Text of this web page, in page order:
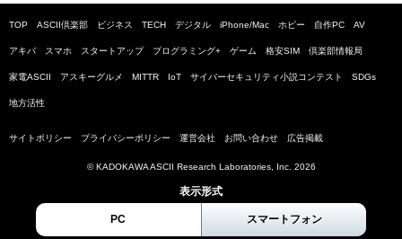
TOP ASCII倶楽部 ビジネス TECH デジタル iPhone/Mac ホビー 自作PC AV
アキバ スマホ スタートアップ プログラミング+ ゲーム 格安SIM 倶楽部情報局
家電ASCII アスキーグルメ MITTR IoT サイバーセキュリティ小説コンテスト SDGs
地方活性
サイトポリシー プライバシーポリシー 運営会社 お問い合わせ 広告掲載
© KADOKAWA ASCII Research Laboratories, Inc. 2026
表示形式
PC スマートフォン